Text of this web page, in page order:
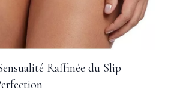
Raffinée du Slip